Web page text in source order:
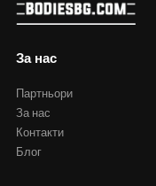
За нас
Партньори
За нас
Контакти
Блог